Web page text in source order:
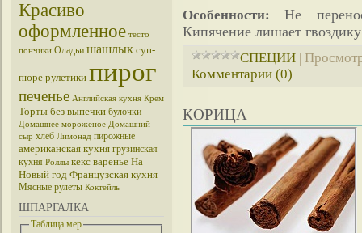
Красиво
оформленное тесто
пончики Оладьи шашлык суп-
пюре рулетики пирог
печенье Английская кухня Крем
Торты без выпечки булочки
Домашнее мороженое Домашний
сыр хлеб Лимонад пирожные
американская кухня грузинская
кухня Роллы кекс варенье На
Новый год Французская кухня
Мясные рулеты Коктейль
ШПАРГАЛКА
Таблица мер
Особенности: Не
Кипячение лишает
СПЕЦИИ |
Комментарии (0)
КОРИЦА